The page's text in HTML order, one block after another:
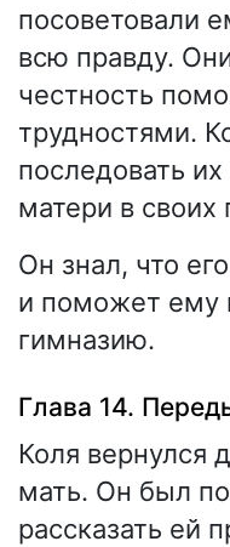
посоветовали
всю правду.
честность
трудностями.
последовать
матери в своих
Он знал, что
и поможет ему
гимназию.
Глава 14.
Коля вернулся
мать. Он был
рассказать ей